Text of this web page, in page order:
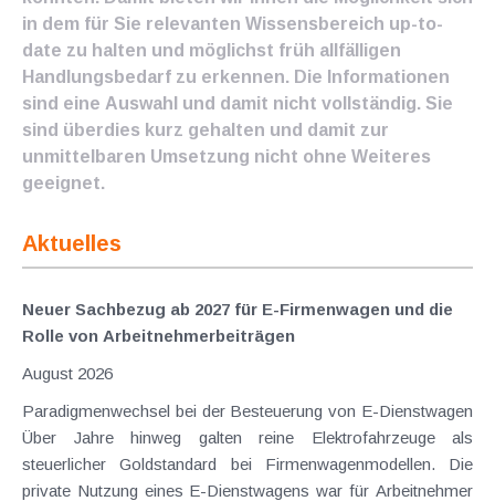
in dem für Sie relevanten Wissensbereich up-to-
date zu halten und möglichst früh allfälligen
Handlungsbedarf zu erkennen. Die Informationen
sind eine Auswahl und damit nicht vollständig. Sie
sind überdies kurz gehalten und damit zur
unmittelbaren Umsetzung nicht ohne Weiteres
geeignet.
Aktuelles
Neuer Sachbezug ab 2027 für E-Firmenwagen und die
Rolle von Arbeitnehmer​­beiträgen
August 2026
Paradigmenwechsel bei der Besteuerung von E-Dienstwagen
Über Jahre hinweg galten reine Elektrofahrzeuge als
steuerlicher Goldstandard bei Firmenwagenmodellen. Die
private Nutzung eines E-Dienstwagens war für Arbeitnehmer